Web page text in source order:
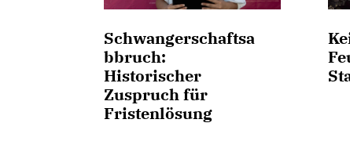
Schwangerschaftsa
bbruch:
Historischer
Zuspruch für
Fristenlösung